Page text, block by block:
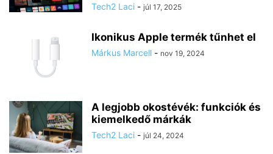
Tech2 Laci - júl 17, 2025
Ikonikus Apple termék tűnhet el
Márkus Marcell - nov 19, 2024
A legjobb okostévék: funkciók és
kiemelkedő márkák
Tech2 Laci - júl 24, 2024